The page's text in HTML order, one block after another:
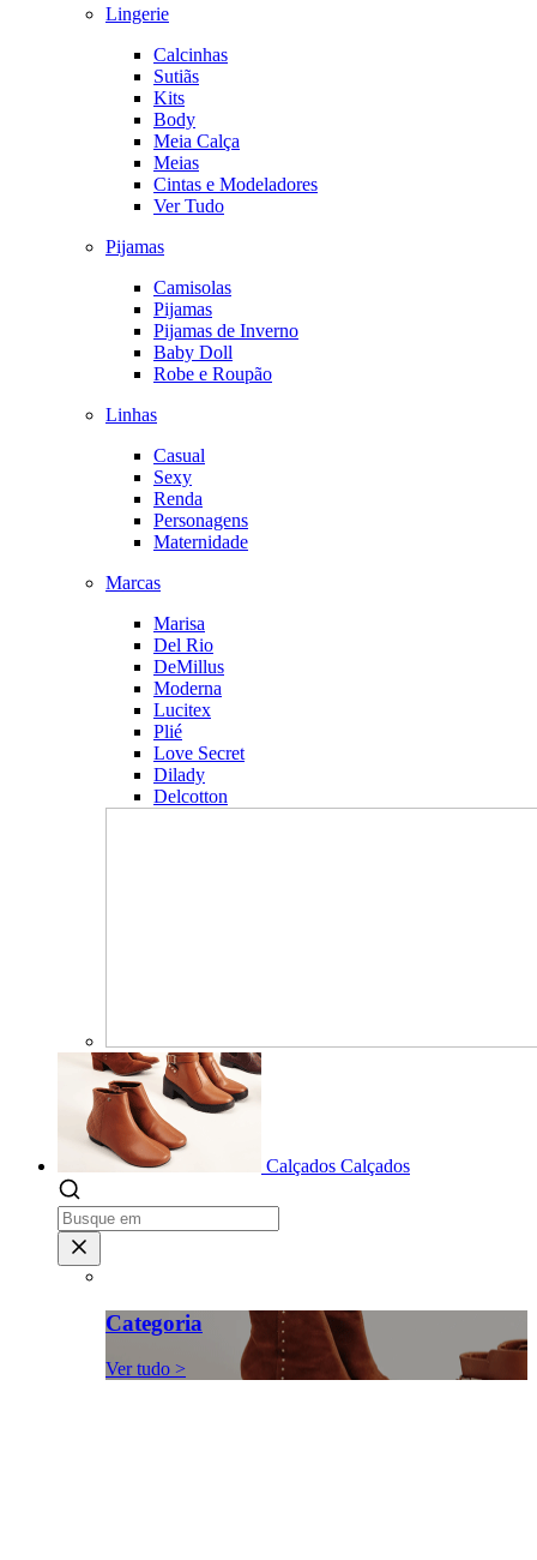
Lingerie
Calcinhas
Sutiãs
Kits
Body
Meia Calça
Meias
Cintas e Modeladores
Ver Tudo
Pijamas
Camisolas
Pijamas
Pijamas de Inverno
Baby Doll
Robe e Roupão
Linhas
Casual
Sexy
Renda
Personagens
Maternidade
Marcas
Marisa
Del Rio
DeMillus
Moderna
Lucitex
Plié
Love Secret
Dilady
Delcotton
Calçados Calçados
Categoria
Ver tudo >